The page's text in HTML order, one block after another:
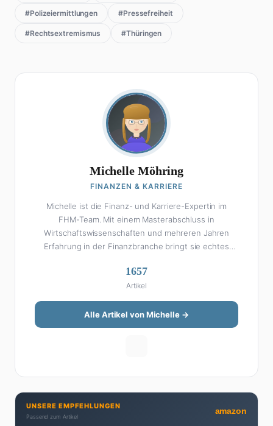
#Polizeiermittlungen #Pressefreiheit
#Rechtsextremismus #Thüringen
Michelle Möhring
FINANZEN & KARRIERE
Michelle ist die Finanz- und Karriere-Expertin im
FHM-Team. Mit einem Masterabschluss in
Wirtschaftswissenschaften und mehreren Jahren
Erfahrung in der Finanzbranche bringt sie echtes
Michelle klingt Altersvorsorge nicht wie eine
Steuererklärung. Ihre Stärke liegt darin, komplexe
Finanzthemen so aufzubereiten, dass sie jeder
versteht – ohne Fachchinesisch, dafür mit konkreten
Tipps zum Umsetzen. Von ETF-Strategien über
Privatleben unter einen Hut bekommt. Privat ist sie
bekennende Kaffee-Süchtige (3+ Tassen am Tag,
Minimum), Podcast-Hörerin und verbringt ihre
1657
Artikel
Alle Artikel von Michelle →
UNSERE EMPFEHLUNGEN
Passend zum Artikel
amazon